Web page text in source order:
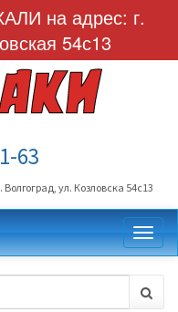
на адрес: г.
54с13
63
ул. Козловска 54с13